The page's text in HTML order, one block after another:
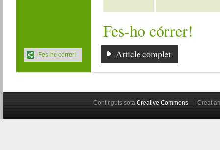
Fes-ho córrer!
Article complet
Fes-ho córrer!
Continguts sota Creative Commons Creat